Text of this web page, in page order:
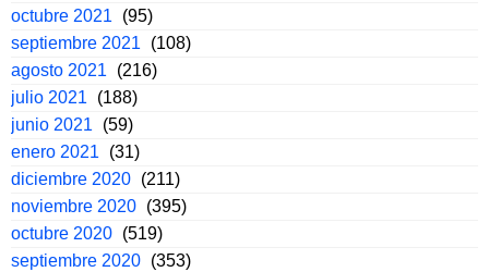
octubre 2021
(95)
septiembre 2021
(108)
agosto 2021
(216)
julio 2021
(188)
junio 2021
(59)
enero 2021
(31)
diciembre 2020 (211)
noviembre 2020 (395)
octubre 2020 (519)
septiembre 2020 (353)